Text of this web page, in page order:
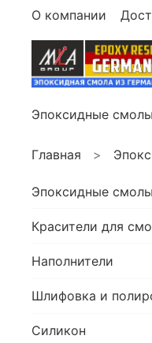
О компании
Эпоксидные смолы
Главная
Эпоксидные смолы
Красители для
Наполнители
Шлифовка и
Силикон